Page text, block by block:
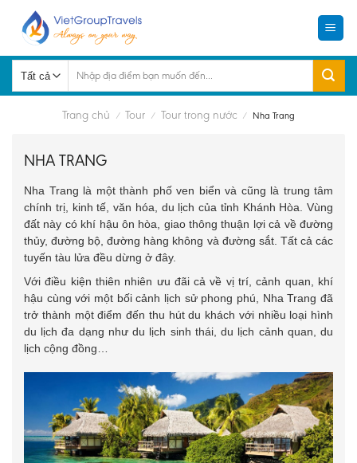
content
kiếm:
Trang chủ / Tour / Tour trong nước / Nha Trang
NHA TRANG
Nha Trang là một thành phố ven biển và cũng là trung tâm
chính trị, kinh tế, văn hóa, du lịch của tỉnh Khánh Hòa. Vùng
đất này có khí hậu ôn hòa, giao thông thuận lợi cả về đường
thủy, đường bộ, đường hàng không và đường sắt. Tất cả các
tuyến tàu lửa đều dừng ở đây.
Với điều kiện thiên nhiên ưu đãi cả về vị trí, cảnh quan, khí
hậu cùng với một bối cảnh lịch sử phong phú, Nha Trang đã
trở thành một điểm đến thu hút du khách với nhiều loại hình
du lịch đa dạng như du lịch sinh thái, du lịch cảnh quan, du
lịch cộng đồng…